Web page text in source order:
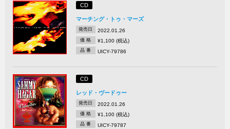
CD
マーチング・トゥ・マーズ
発売日 2022.01.26
価 格 ¥1,100 (税込)
品 番 UICY-79786
CD
レッド・ヴードゥー
発売日 2022.01.26
価 格 ¥1,100 (税込)
品 番 UICY-79787